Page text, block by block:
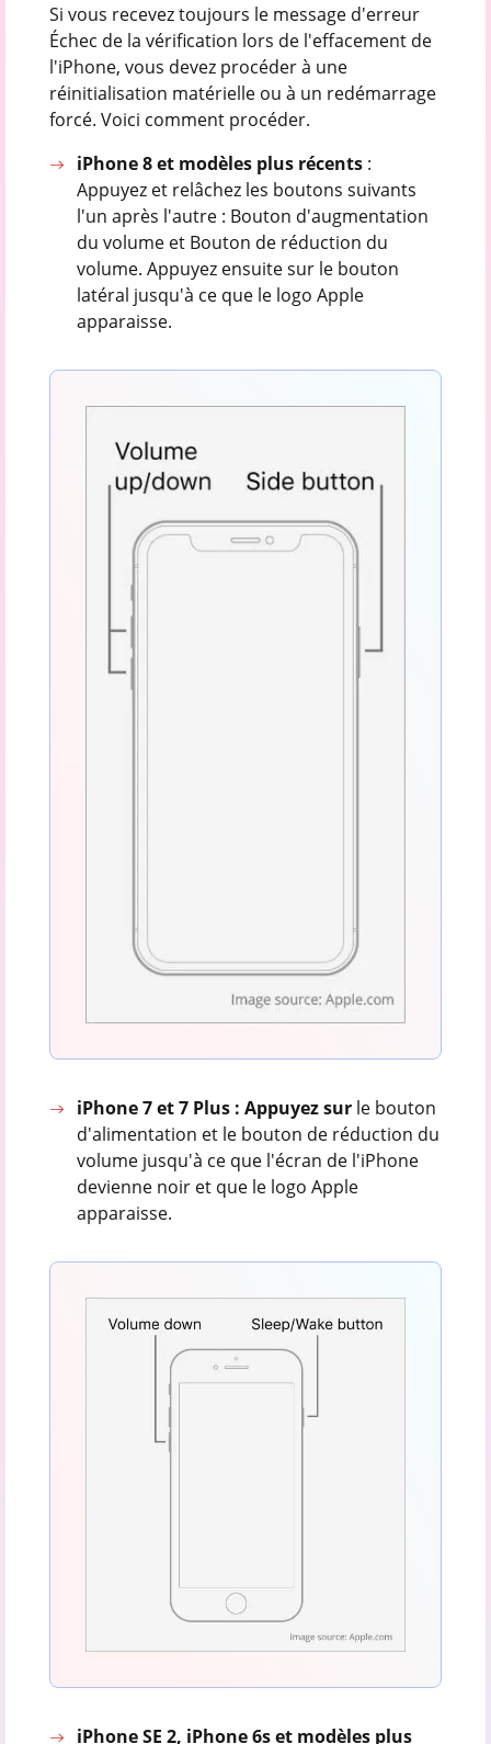
Si vous recevez toujours le message d'erreur
Échec de la vérification lors de l'effacement de
l'iPhone, vous devez procéder à une
réinitialisation matérielle ou à un redémarrage
forcé. Voici comment procéder.
iPhone 8 et modèles plus récents :
Appuyez et relâchez les boutons suivants
l'un après l'autre : Bouton d'augmentation
du volume et Bouton de réduction du
volume. Appuyez ensuite sur le bouton
latéral jusqu'à ce que le logo Apple
apparaisse.
iPhone 7 et 7 Plus : Appuyez sur le bouton
d'alimentation et le bouton de réduction du
volume jusqu'à ce que l'écran de l'iPhone
devienne noir et que le logo Apple
apparaisse.
iPhone SE 2, iPhone 6s et modèles plus